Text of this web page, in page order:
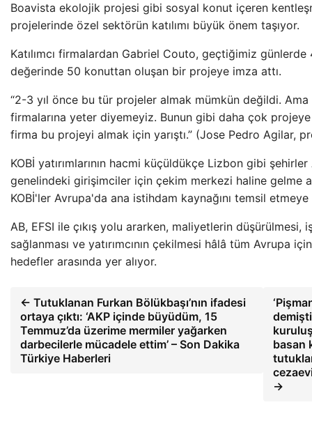
Boavista ekolojik projesi gibi sosyal konut içeren
projelerinde özel sektörün katılımı büyük önem taşıyor.
Katılımcı firmalardan Gabriel Couto, geçtiğimiz
değerinde 50 konuttan oluşan bir projeye imza attı.
“2-3 yıl önce bu tür projeler almak mümkün değildi.
firmalarına yeter diyemeyiz. Bunun gibi daha çok
firma bu projeyi almak için yarıştı.” (Jose Pedro Agilar,
KOBİ yatırımlarının hacmi küçüldükçe Lizbon gibi
genelindeki girişimciler için çekim merkezi haline gelme
KOBİ'ler Avrupa'da ana istihdam kaynağını temsil
AB, EFSI ile çıkış yolu ararken, maliyetlerin düşürülmesi,
sağlanması ve yatırımcının çekilmesi hâlâ tüm Avrupa
hedefler arasında yer alıyor.
← Tutuklanan Furkan Bölükbaşı’nın ifadesi
ortaya çıktı: ‘AKP içinde büyüdüm, 15
Temmuz’da üzerime mermiler yağarken
darbecilerle mücadele ettim’ – Son Dakika
Türkiye Haberleri
basan
→